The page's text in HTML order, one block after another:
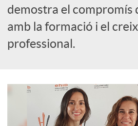
demostra el compromís
amb la formació i el
professional.